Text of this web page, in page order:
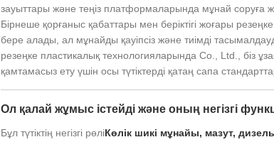
зауыттары және теңіз платформаларында мұнай соруға
Бірнеше қорғаныс қабаттары мен беріктігі жоғары
бере алады, ал мұнайды қауіпсіз және тиімді
резеңке пластикалық технологияларында Co., Ltd., біз
қамтамасыз ету үшін осы түтіктерді қатаң сапа
Ол қалай жұмыс істейді және оның негізгі
Бұл түтіктің негізгі рөліКөлік шикі мұнайы, мазут,